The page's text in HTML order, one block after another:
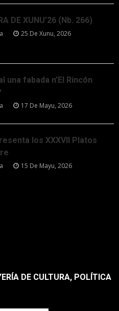
DE XUNU’26 (Nb. 266)
25 De Xunu, 2026
una fabada n’El Rincón
17 De Mayu, 2026
los XXXVII Platos
15 De Mayu, 2026
DE CULTURA, POLÍTICA